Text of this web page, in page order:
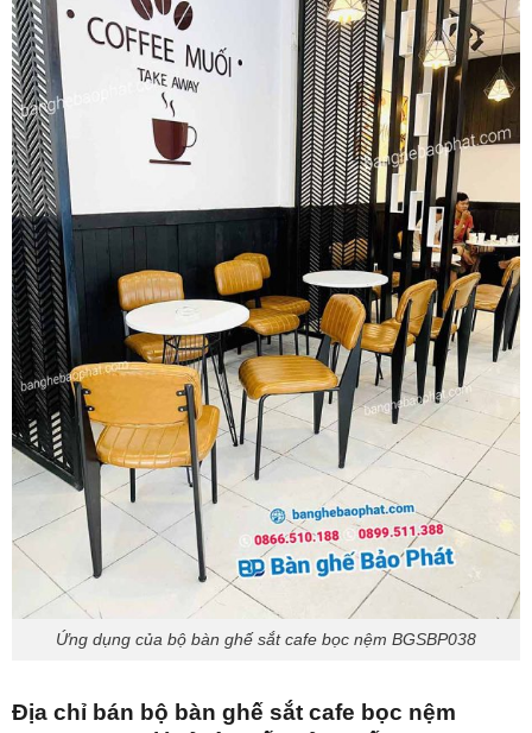
Ứng dụng của bộ bàn ghế sắt cafe bọc nệm BGSBP038
Địa chỉ bán bộ bàn ghế sắt cafe bọc nệm